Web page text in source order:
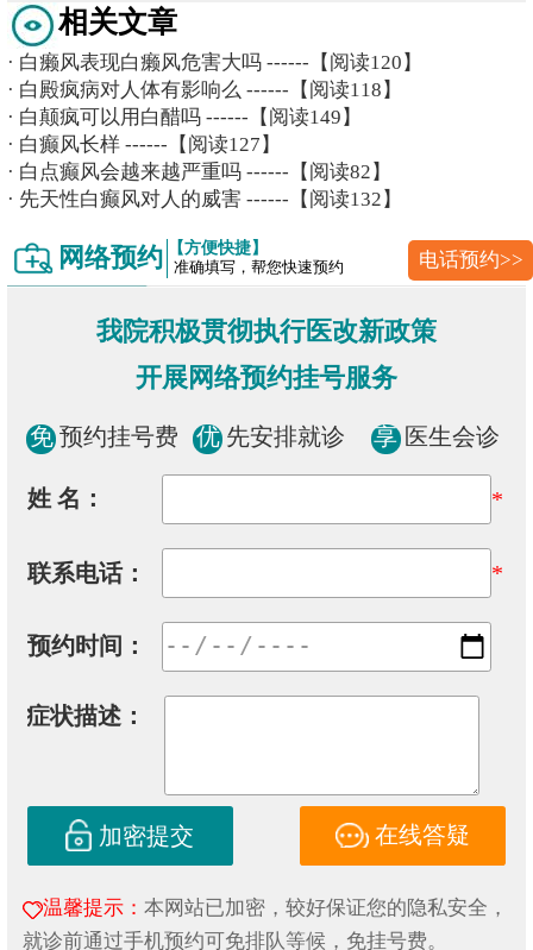
相关文章
· 白癞风表现白癞风危害大吗 ------【阅读120】
· 白殿疯病对人体有影响么 ------【阅读118】
· 白颠疯可以用白醋吗 ------【阅读149】
· 白癫风长样 ------【阅读127】
· 白点癫风会越来越严重吗 ------【阅读82】
· 先天性白癫风对人的威害 ------【阅读132】
网络预约 【方便快捷】
准确填写，帮您快速预约 电话预约>>
我院积极贯彻执行医改新政策
开展网络预约挂号服务
免 预约挂号费 优 先安排就诊 享 医生会诊
姓 名： *
联系电话： *
预约时间：
症状描述：
加密提交 在线答疑
温馨提示： 本网站已加密，较好保证您的隐私安全，
就诊前通过手机预约可免排队等候，免挂号费。